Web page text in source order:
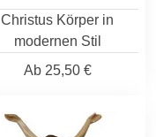
Christus Körper in
modernen Stil
Ab25,50 €